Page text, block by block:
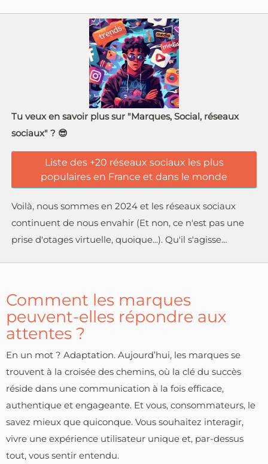
Tu veux en savoir plus sur "Marques, Social, réseaux
sociaux" ? 😎
Liste des +20 réseaux sociaux les plus
populaires en France et dans le monde
Voilà, nous sommes en 2024 et les réseaux sociaux
continuent de nous envahir (Et non, ce n'est pas une
prise d'otages virtuelle, quoique...). Qu'il s'agisse…
Comment les marques
peuvent-elles répondre aux
attentes ?
En un mot ? Adaptation. Aujourd’hui, les marques se
trouvent à la croisée des chemins, où la clé du succès
réside dans une communication à la fois efficace,
authentique et engageante. Et vous, consommateurs, le
savez mieux que quiconque. Vous souhaitez interagir,
vivre une expérience utilisateur unique et, par-dessus
tout, vous sentir entendu.